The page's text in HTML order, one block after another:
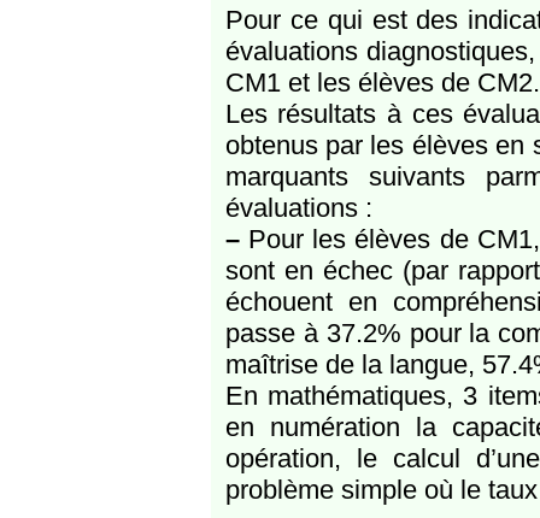
Pour ce qui est des
évaluations
CM1 et les élèves de CM2.
Les résultats à ces
obtenus par les élèves en
marquants suivants
évaluations :
–Pour les élèves de
sont en échec (par
échouent en
passe à 37.2% pour la
maîtrise de la langue,
En mathématiques, 3
en numération la
opération, le calcul
problème simple où le